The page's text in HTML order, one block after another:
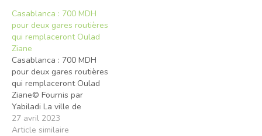
Casablanca : 700 MDH
pour deux gares routières
qui remplaceront Oulad
Ziane
Casablanca : 700 MDH
pour deux gares routières
qui remplaceront Oulad
Ziane© Fournis par
Yabiladi La ville de
Casablanca aura besoin
d’environ 700 millions de
27 avril 2023
Article similaire